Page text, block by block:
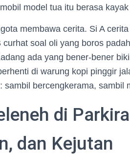
model tua itu berasa
membawa cerita. Si A
soal oli yang boros
ada yang bener-bener
di warung kopi pinggir
sambil bercengkerama, sambil
di
dan Kejutan